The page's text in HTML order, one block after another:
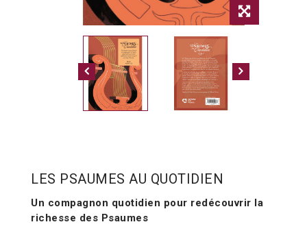
LES PSAUMES AU QUOTIDIEN
Un compagnon quotidien pour redécouvrir la
richesse des Psaumes